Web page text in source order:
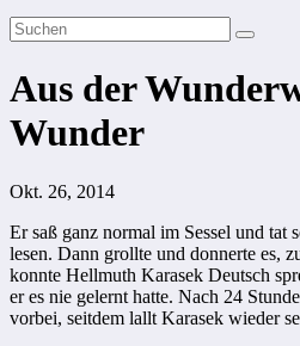
Aus der
Wunder
Okt. 26, 2014
Er saß ganz normal im Sessel und tat
lesen. Dann grollte und donnerte es,
konnte Hellmuth Karasek Deutsch
er es nie gelernt hatte. Nach 24
vorbei, seitdem lallt Karasek wieder